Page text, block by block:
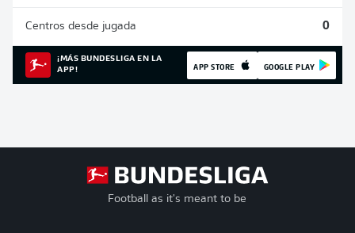
Centros desde jugada 0
¡MÁS BUNDESLIGA EN LA
APP!
APP STORE GOOGLE PLAY
Football as it's meant to be